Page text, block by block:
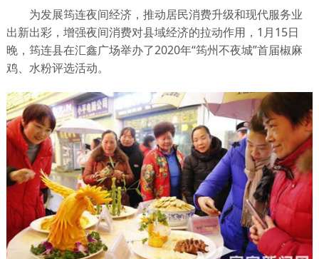
为发展筠连夜间经济，推动居民消费升级和现代服务业
出新出彩，增强夜间消费对县域经济的拉动作用，1月15日
晚，筠连县在汇鑫广场举办了2020年“筠州不夜城”首届椒麻
鸡、水粉评选活动。